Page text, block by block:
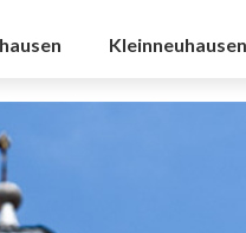
Kleinneuhausen